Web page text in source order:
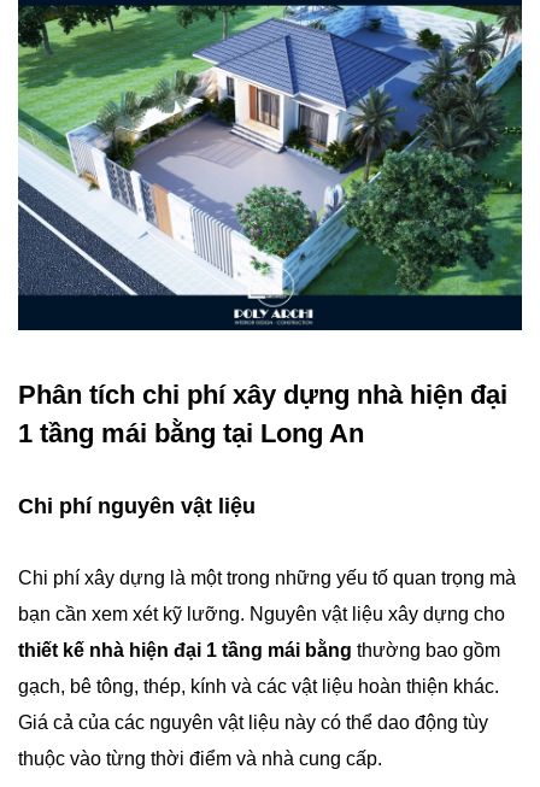
Phân tích chi phí xây dựng nhà hiện đại
1 tầng mái bằng tại Long An
Chi phí nguyên vật liệu
Chi phí xây dựng là một trong những yếu tố quan trọng mà
bạn cần xem xét kỹ lưỡng. Nguyên vật liệu xây dựng cho
thiết kế nhà hiện đại 1 tầng mái bằng thường bao gồm
gạch, bê tông, thép, kính và các vật liệu hoàn thiện khác.
Giá cả của các nguyên vật liệu này có thể dao động tùy
thuộc vào từng thời điểm và nhà cung cấp.